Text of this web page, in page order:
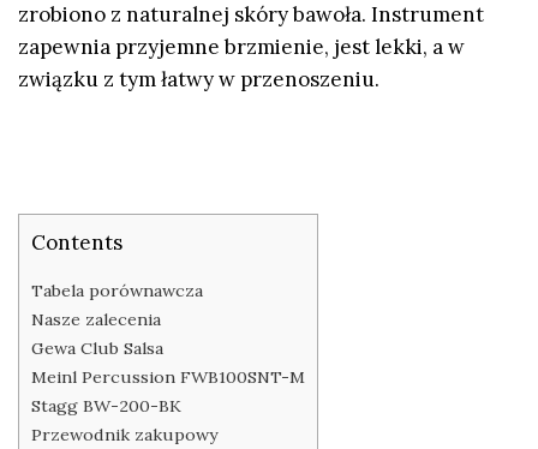
zrobiono z naturalnej skóry bawoła. Instrument
zapewnia przyjemne brzmienie, jest lekki, a w
związku z tym łatwy w przenoszeniu.
Contents
Tabela porównawcza
Nasze zalecenia
Gewa Club Salsa
Meinl Percussion FWB100SNT-M
Stagg BW-200-BK
Przewodnik zakupowy